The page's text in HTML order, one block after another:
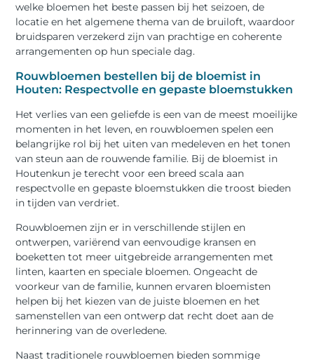
welke bloemen het beste passen bij het seizoen, de
locatie en het algemene thema van de bruiloft, waardoor
bruidsparen verzekerd zijn van prachtige en coherente
arrangementen op hun speciale dag.
Rouwbloemen bestellen bij de bloemist in
Houten: Respectvolle en gepaste bloemstukken
Het verlies van een geliefde is een van de meest moeilijke
momenten in het leven, en rouwbloemen spelen een
belangrijke rol bij het uiten van medeleven en het tonen
van steun aan de rouwende familie. Bij de bloemist in
Houtenkun je terecht voor een breed scala aan
respectvolle en gepaste bloemstukken die troost bieden
in tijden van verdriet.
Rouwbloemen zijn er in verschillende stijlen en
ontwerpen, variërend van eenvoudige kransen en
boeketten tot meer uitgebreide arrangementen met
linten, kaarten en speciale bloemen. Ongeacht de
voorkeur van de familie, kunnen ervaren bloemisten
helpen bij het kiezen van de juiste bloemen en het
samenstellen van een ontwerp dat recht doet aan de
herinnering van de overledene.
Naast traditionele rouwbloemen bieden sommige